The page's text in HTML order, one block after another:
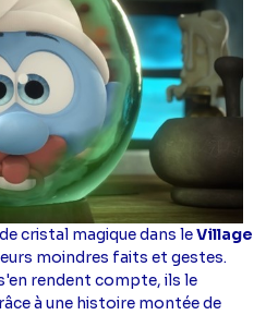
cristal magique dans leVillage
moindres faits et gestes.
rendent compte, ils le
à une histoire montée de